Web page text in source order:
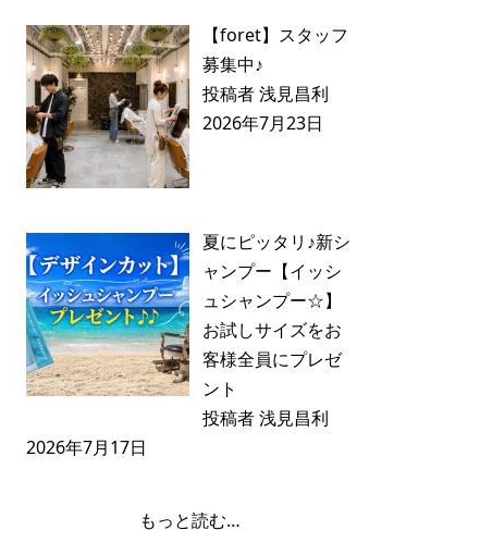
【foret】スタッフ
募集中♪
投稿者 浅見昌利
2026年7月23日
夏にピッタリ♪新シ
ャンプー【イッシ
ュシャンプー☆】
お試しサイズをお
客様全員にプレゼ
ント
投稿者 浅見昌利
2026年7月17日
もっと読む…